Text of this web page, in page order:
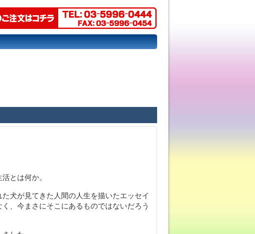
とは何か。
犬が見てきた人間の人生を描いたエッセイ
、今まさにそこにあるものではないだろう